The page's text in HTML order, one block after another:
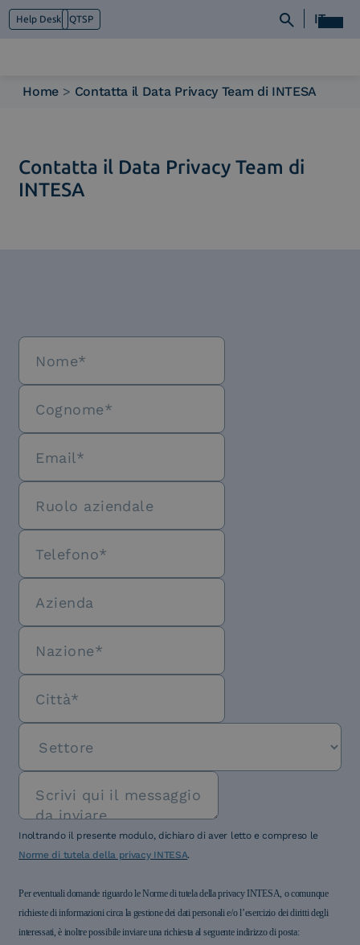
Help Desk QTSP IT
Piattaforme
Industry
Home > Contatta il Data Privacy Team di INTESA
Contatta il Data Privacy Team di
INTESA
Inoltrando il presente modulo, dichiaro di aver letto e compreso le
Norme di tutela della privacy INTESA.
Per eventuali domande riguardo le Norme di tutela della privacy INTESA, o comunque
richieste di informazioni circa la gestione dei dati personali e/o l’esercizio dei diritti degli
interessati, è inoltre possibile inviare una richiesta al seguente indirizzo di posta: